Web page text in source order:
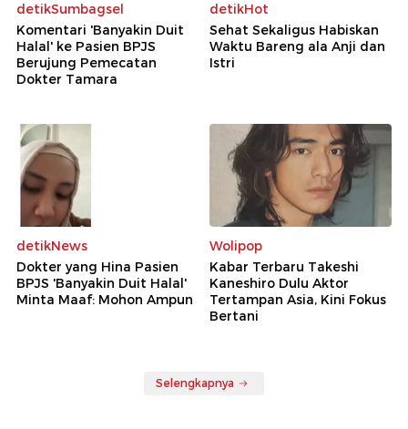
detikSumbagsel
Komentari 'Banyakin Duit
Halal' ke Pasien BPJS
Berujung Pemecatan
Dokter Tamara
detikHot
Sehat Sekaligus Habiskan
Waktu Bareng ala Anji dan
Istri
detikNews
Dokter yang Hina Pasien
BPJS 'Banyakin Duit Halal'
Minta Maaf: Mohon Ampun
Wolipop
Kabar Terbaru Takeshi
Kaneshiro Dulu Aktor
Tertampan Asia, Kini Fokus
Bertani
Selengkapnya